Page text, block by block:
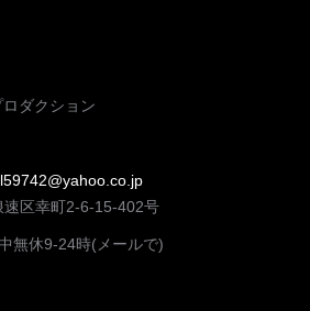
ダクション
区幸町2-6-15-402号
無休9-24時(メールで)